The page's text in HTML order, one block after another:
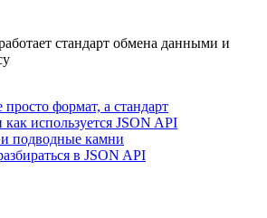
стандарт обмена данными и
формат, а стандарт
как используется JSON API
подводные камни
в JSON API